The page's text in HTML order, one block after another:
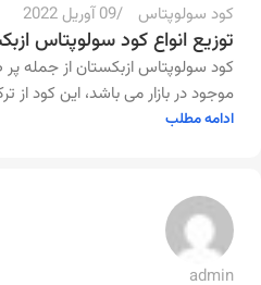
کود سولوپتاس 09 آوریل 2022
توزیع انواع کود سولوپتاس
کود سولوپتاس ازبکستان از جمله
موجود در بازار می باشد، این کود از
ادامه مطلب
admin